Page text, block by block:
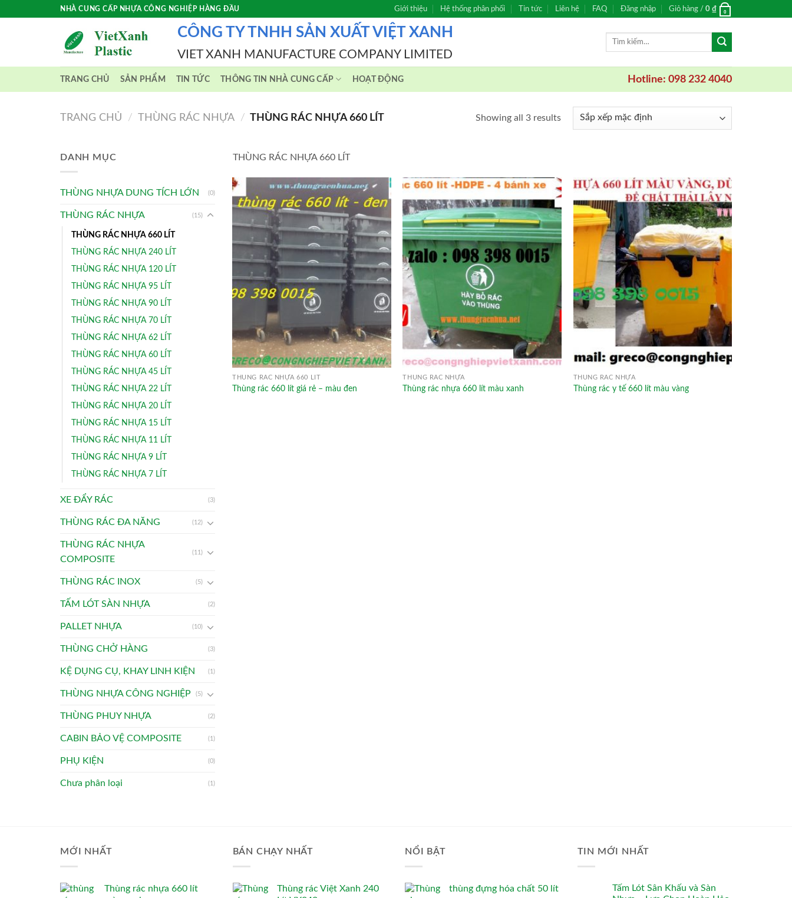
NHÀ CUNG CẤP NHỰA CÔNG NGHIỆP HÀNG ĐẦU Giới thiệu Hệ thống phân phối Tin tức Liên hệ FAQ Đăng nhập Giỏ hàng / 0 ₫ 0
CÔNG TY TNHH SẢN XUẤT VIỆT XANH
VIET XANH MANUFACTURE COMPANY LIMITED
Tìm
TRANG CHỦ SẢN PHẨM TIN TỨC THÔNG TIN NHÀ CUNG CẤP HOẠT ĐỘNG Hotline: 098 232 4040
TRANG CHỦ / THÙNG RÁC NHỰA / THÙNG RÁC NHỰA 660 LÍT Showing all 3 results
DANH MỤC
THÙNG NHỰA DUNG TÍCH LỚN (0)
THÙNG RÁC NHỰA (15)
THÙNG RÁC NHỰA 660 LÍT
THÙNG RÁC NHỰA 240 LÍT
THÙNG RÁC NHỰA 120 LÍT
THÙNG RÁC NHỰA 95 LÍT
THÙNG RÁC NHỰA 90 LÍT
THÙNG RÁC NHỰA 70 LÍT
THÙNG RÁC NHỰA 62 LÍT
THÙNG RÁC NHỰA 60 LÍT
THÙNG RÁC NHỰA 45 LÍT
THÙNG RÁC NHỰA 22 LÍT
THÙNG RÁC NHỰA 20 LÍT
THÙNG RÁC NHỰA 15 LÍT
THÙNG RÁC NHỰA 11 LÍT
THÙNG RÁC NHỰA 9 LÍT
THÙNG RÁC NHỰA 7 LÍT
XE ĐẨY RÁC (3)
THÙNG RÁC ĐA NĂNG (12)
THÙNG RÁC NHỰA
COMPOSITE
(11)
THÙNG RÁC INOX (5)
TẤM LÓT SÀN NHỰA (2)
PALLET NHỰA (10)
THÙNG CHỞ HÀNG (3)
KỆ DỤNG CỤ, KHAY LINH KIỆN (1)
THÙNG NHỰA CÔNG NGHIỆP (5)
THÙNG PHUY NHỰA (2)
CABIN BẢO VỆ COMPOSITE (1)
PHỤ KIỆN (0)
Chưa phân loại (1)
THÙNG RÁC NHỰA 660 LÍT
THÙNG RÁC NHỰA 660 LÍT
Thùng rác 660 lít giá rẻ – màu đen
THÙNG RÁC NHỰA
Thùng rác nhựa 660 lít màu xanh
THÙNG RÁC NHỰA
Thùng rác y tế 660 lít màu vàng
MỚI NHẤT
Thùng rác nhựa 660 lít
BÁN CHẠY NHẤT
Thùng rác Việt Xanh 240
NỔI BẬT
thùng đựng hóa chất 50 lít
TIN MỚI NHẤT
Tấm Lót Sân Khấu và Sàn